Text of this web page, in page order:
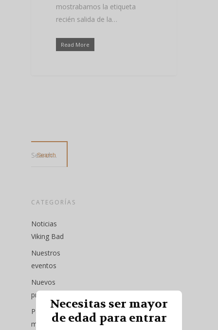
mostrabamos la etiqueta
recién salida de la…
Read More
Search...
CATEGORÍAS
Noticias
Viking Bad
Nuestros
eventos
Nuevos
productos
Pack del
mes
Necesitas ser mayor
de edad para entrar